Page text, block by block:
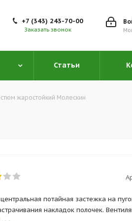
+7 (343) 243-70-00
Заказать звонок
Статьи
жаростойкий Молескин
потайная застежка на
накладок полочек.